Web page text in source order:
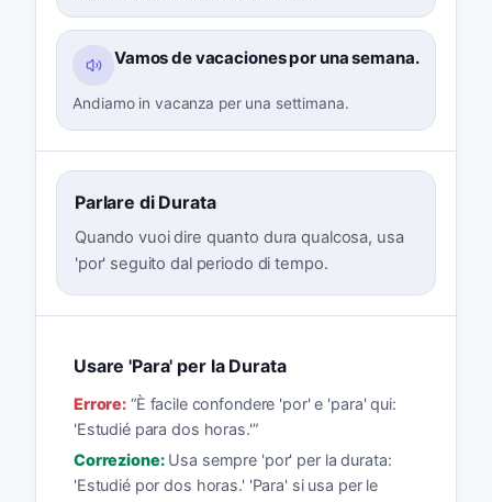
Vamos de vacaciones por una semana.
Andiamo in vacanza per una settimana.
Parlare di Durata
Quando vuoi dire quanto dura qualcosa, usa
'por' seguito dal periodo di tempo.
Usare 'Para' per la Durata
Errore: “È facile confondere 'por' e 'para' qui:
'Estudié para dos horas.'”
Correzione: Usa sempre 'por' per la durata:
'Estudié por dos horas.' 'Para' si usa per le